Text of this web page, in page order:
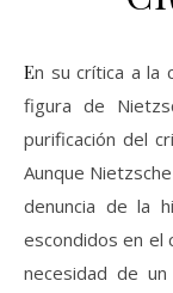
En su crítica a la cultura burguesa, Saint-Cheron rescata la
figura de
purificación del
Aunque
denuncia de la
escondidos en el
necesidad de un